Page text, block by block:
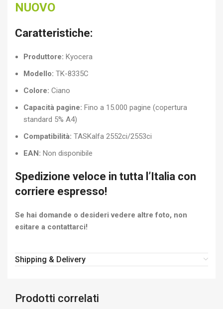
NUOVO
Caratteristiche:
Produttore: Kyocera
Modello: TK-8335C
Colore: Ciano
Capacità pagine: Fino a 15.000 pagine (copertura
standard 5% A4)
Compatibilità: TASKalfa 2552ci/2553ci
EAN: Non disponibile
Spedizione veloce in tutta l’Italia con
corriere espresso!
Se hai domande o desideri vedere altre foto, non
esitare a contattarci!
Shipping & Delivery
Prodotti correlati